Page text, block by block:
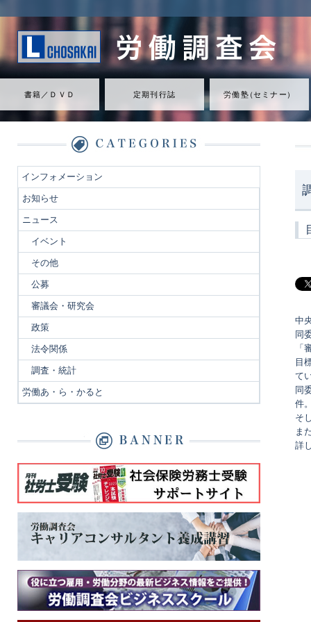
書籍／ＤＶＤ 定期刊行誌 労働塾（セミナ ー ）
中
同
「
目
て
同
件
そ
ま
詳
インフォメーション
お知らせ
ニュース
イベント
その他
公募
審議会・研究会
政策
法令関係
調査・統計
労働あ・ら・かると